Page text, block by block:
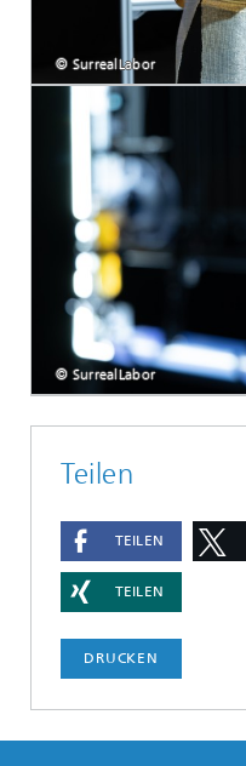
© SurrealLabor
© SurrealLabor
Teilen
TEILEN
TEILEN
DRUCKEN